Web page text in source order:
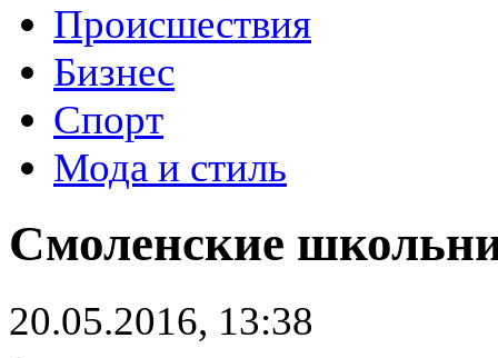
Происшествия
Бизнес
Спорт
Мода и стиль
Смоленские
20.05.2016, 13:38